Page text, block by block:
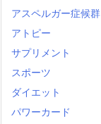
アスペルガー症候群
アトピー
サプリメント
スポーツ
ダイエット
パワーカード